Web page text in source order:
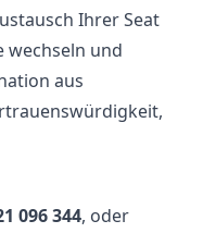
Ihrer Seat
wechseln und
aus
096 344, oder